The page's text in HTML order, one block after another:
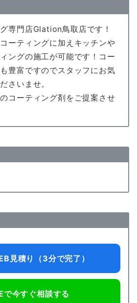
専門店Glation鳥取店です！
ーティングに加えキッチンや
ングの施工が可能です！コー
豊富ですのでスタッフにお気
さいませ。
コーティング剤をご提案させ
見積り（3分で完了）
で今すぐ相談する